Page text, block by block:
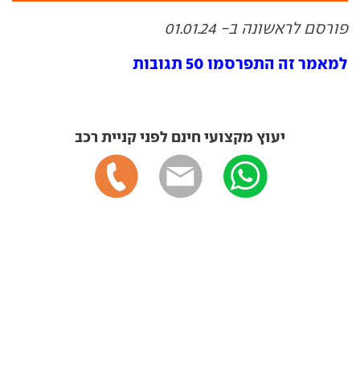
פורסם לראשונה ב- 01.01.24
למאמר זה התפרסמו 50 תגובות
יעוץ מקצועי חינם לפני קניית רכב